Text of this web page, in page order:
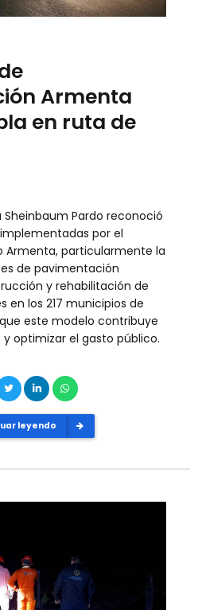
Armenta
en ruta de
Sheinbaum Pardo reconoció
por el
Armenta, particularmente la
de pavimentación
y rehabilitación de
en los 217 municipios de
este modelo contribuye
optimizar el gasto público.
leyendo